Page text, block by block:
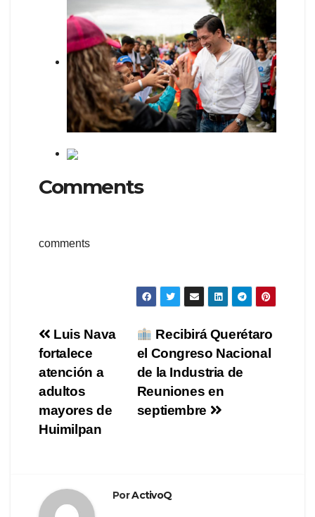
Comments
comments
Navegación
de
entradas
Recibirá Querétaro
el Congreso Nacional
de la Industria de
Reuniones en
septiembre
Luis Nava
fortalece
atención a
adultos
mayores de
Huimilpan
PorActivoQ